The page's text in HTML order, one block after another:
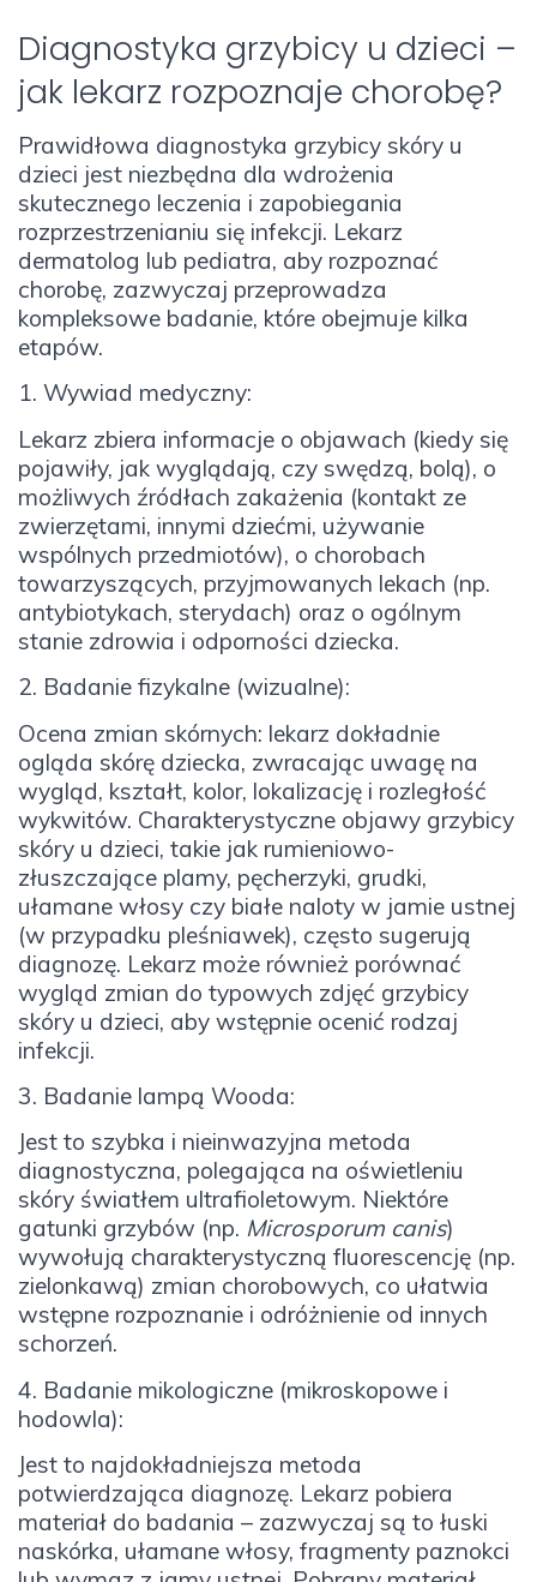
Diagnostyka grzybicy u dzieci –
jak lekarz rozpoznaje chorobę?
Prawidłowa diagnostyka grzybicy skóry u
dzieci jest niezbędna dla wdrożenia
skutecznego leczenia i zapobiegania
rozprzestrzenianiu się infekcji. Lekarz
dermatolog lub pediatra, aby rozpoznać
chorobę, zazwyczaj przeprowadza
kompleksowe badanie, które obejmuje kilka
etapów.
1. Wywiad medyczny:
Lekarz zbiera informacje o objawach (kiedy się
pojawiły, jak wyglądają, czy swędzą, bolą), o
możliwych źródłach zakażenia (kontakt ze
zwierzętami, innymi dziećmi, używanie
wspólnych przedmiotów), o chorobach
towarzyszących, przyjmowanych lekach (np.
antybiotykach, sterydach) oraz o ogólnym
stanie zdrowia i odporności dziecka.
2. Badanie fizykalne (wizualne):
Ocena zmian skórnych: lekarz dokładnie
ogląda skórę dziecka, zwracając uwagę na
wygląd, kształt, kolor, lokalizację i rozległość
wykwitów. Charakterystyczne objawy grzybicy
skóry u dzieci, takie jak rumieniowo-
złuszczające plamy, pęcherzyki, grudki,
ułamane włosy czy białe naloty w jamie ustnej
(w przypadku pleśniawek), często sugerują
diagnozę. Lekarz może również porównać
wygląd zmian do typowych zdjęć grzybicy
skóry u dzieci, aby wstępnie ocenić rodzaj
infekcji.
3. Badanie lampą Wooda:
Jest to szybka i nieinwazyjna metoda
diagnostyczna, polegająca na oświetleniu
skóry światłem ultrafioletowym. Niektóre
gatunki grzybów (np. Microsporum canis)
wywołują charakterystyczną fluorescencję (np.
zielonkawą) zmian chorobowych, co ułatwia
wstępne rozpoznanie i odróżnienie od innych
schorzeń.
4. Badanie mikologiczne (mikroskopowe i
hodowla):
Jest to najdokładniejsza metoda
potwierdzająca diagnozę. Lekarz pobiera
materiał do badania – zazwyczaj są to łuski
naskórka, ułamane włosy, fragmenty paznokci